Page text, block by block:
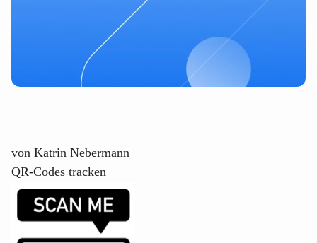
von Katrin Nebermann
QR-Codes tracken